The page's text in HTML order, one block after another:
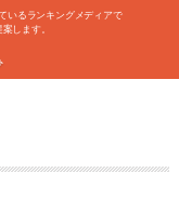
いるランキングメディアで
します。